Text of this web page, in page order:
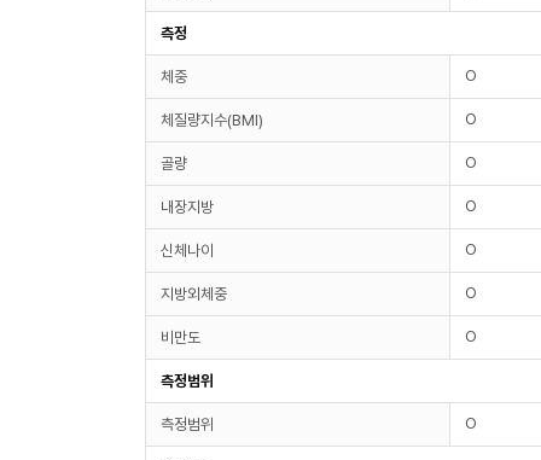
측정
체중 O
체질량지수(BMI) O
골량 O
내장지방 O
신체나이 O
지방외체중 O
비만도 O
측정범위
측정범위 O